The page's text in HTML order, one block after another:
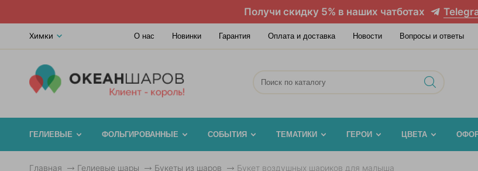
Получи скидку 5% в наших чатботах
Химки О нас Новинки Гарантия Оплата и доставка Новости Вопросы и ответы
ГЕЛИЕВЫЕ ФОЛЬГИРОВАННЫЕ СОБЫТИЯ ТЕМАТИКИ ГЕРОИ ЦВЕТА
Главная Гелиевые шары Букеты из шаров Букет воздушных шариков для малыша